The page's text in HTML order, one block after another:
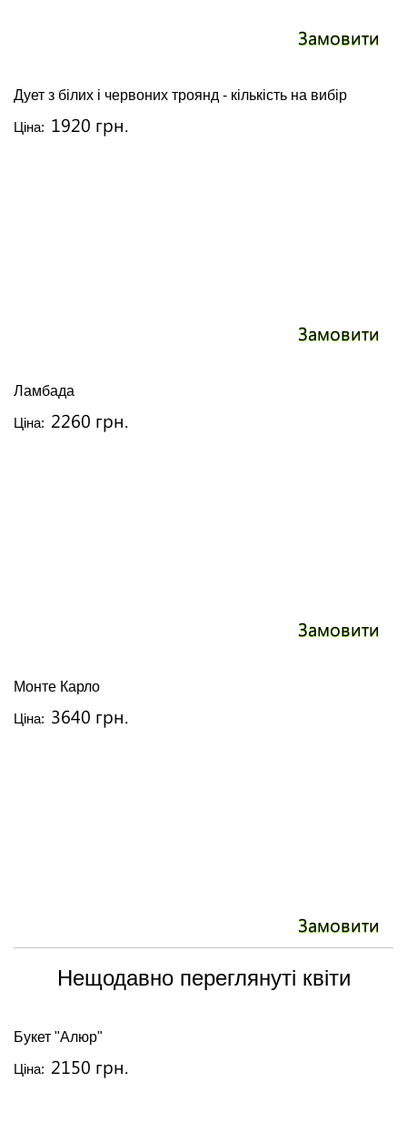
Замовити
Дует з білих і червоних троянд - кількість на вибір
Ціна: 1920 грн.
Замовити
Ламбада
Ціна: 2260 грн.
Замовити
Монте Карло
Ціна: 3640 грн.
Замовити
Нещодавно переглянуті квіти
Букет "Алюр"
Ціна: 2150 грн.